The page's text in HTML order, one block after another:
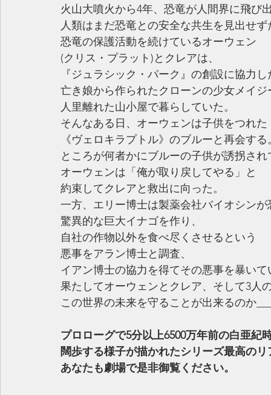
火山大噴火から4年、恐竜が人間界に飛び
人類はまだ恐竜との安全な共生を見出せず
恐竜の保護活動を続けているオーウェン
(クリス・プラット)とクレアは、
『ジュラシック・パーク』の創設に協力
亡き娘から作られたクローンの少女メイ
人里離れた山小屋で暮らしていた。
そんなある日、オーウェンは子供をつれた
《ヴェロキラプトル》のブルーと再会する
ところが何者かにブルーの子供が誘拐さ
オーウェンは「俺が取り戻してやる」と
約束してクレアと救出に向った。
一方、エリー博士は製薬会社バイオシン
驚異的な巨大イナゴを作り、
自社の作物以外を食べ尽くさせるという
悪事をアラン博士と調査、
イアン博士の協力を得てその悪事を暴いて
果たしてオーウェンとクレア、そして3人
この世界の未来を守ることが出来るのか
プロローグで5分以上6500万年前の白亜紀
闊歩する様子が描かれたシリーズ最高の
あなたも劇場で是非御覧ください。